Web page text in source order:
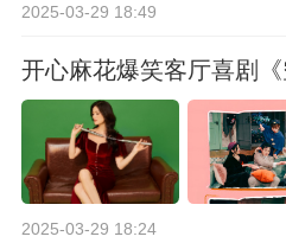
2025-03-29 18:49
开心麻花爆笑客厅喜剧《
2025-03-29 18:24